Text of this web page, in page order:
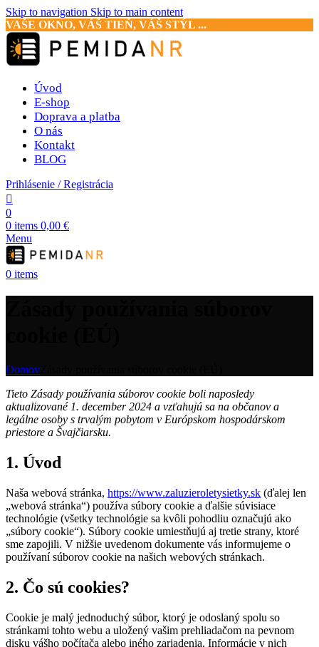
Skip to navigation Skip to main content
VAŠE OKNO, VÁŠ TIEŇ, VÁŠ STÝL ...
Úvod
E-shop
Doprava a platba
O nás
Kontakt
BLOG
Prihlásenie / Registrácia
0
0 items 0,00 €
Menu
0 items
Domov
Tieto Zásady používania súborov cookie boli naposledy
aktualizované 1. december 2024 a vzťahujú sa na občanov a
legálne osoby s trvalým pobytom v Európskom hospodárskom
priestore a Švajčiarsku.
1. Úvod
Naša webová stránka, https://www.zaluzieroletysietky.sk (ďalej len
„webová stránka“) používa súbory cookie a ďalšie súvisiace
technológie (všetky technológie sa kvôli pohodliu označujú ako
„súbory cookie“). Súbory cookie umiestňujú aj tretie strany, ktoré
sme zapojili. V nižšie uvedenom dokumente vás informujeme o
používaní súborov cookie na našich webových stránkach.
2. Čo sú cookies?
Cookie je malý jednoduchý súbor, ktorý je odoslaný spolu so
stránkami tohto webu a uložený vašim prehliadačom na pevnom
disku vášho počítača alebo iného zariadenia. Informácie v nich